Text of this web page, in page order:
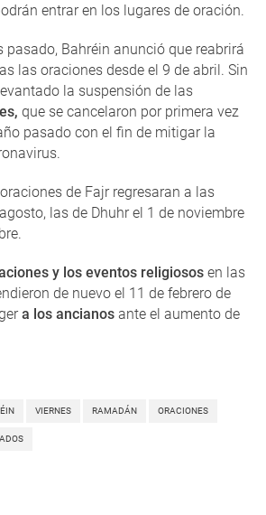
entrar en los lugares de oración.
pasado, Bahréin anunció que reabrirá
las oraciones desde el 9 de abril. Sin
la suspensión de las
que se cancelaron por primera vez
pasado con el fin de mitigar la
de Fajr regresaran a las
las de Dhuhr el 1 de noviembre
y los eventos religiosos en las
de nuevo el 11 de febrero de
a los ancianos ante el aumento de
VIERNES RAMADÁN ORACIONES